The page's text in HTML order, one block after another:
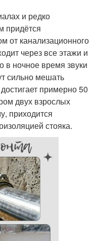
и редко
придётся
от канализационного
через все этажи и
в ночное время звуки
сильно мешать
примерно 50
двух взрослых
приходится
стояка.